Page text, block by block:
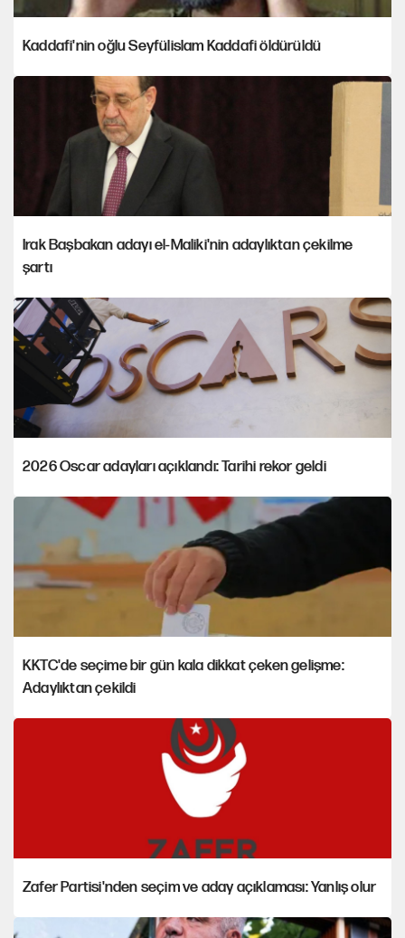
Kaddafi'nin oğlu Seyfülislam Kaddafi öldürüldü
Irak Başbakan adayı el-Maliki'nin adaylıktan çekilme
şartı
2026 Oscar adayları açıklandı: Tarihi rekor geldi
KKTC'de seçime bir gün kala dikkat çeken gelişme:
Adaylıktan çekildi
Zafer Partisi'nden seçim ve aday açıklaması: Yanlış olur